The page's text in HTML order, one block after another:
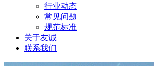
行业动态
常见问题
规范标准
关于友诚
联系我们